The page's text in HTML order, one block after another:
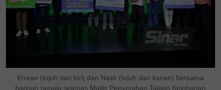
Emran (tujuh dari kiri) dan Nasir (tujuh dari kanan) bersama
barisan penaja selepas Majlis Penyerahan Tajaan Kejohanan